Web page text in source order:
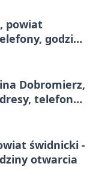
powiat
godziny
Dobromierz,
telefony,
świdnicki -
otwarcia